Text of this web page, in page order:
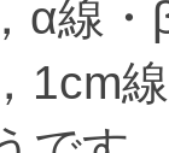
α線
1cm